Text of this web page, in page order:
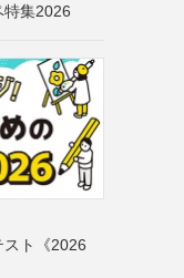
特集2026
スト《2026